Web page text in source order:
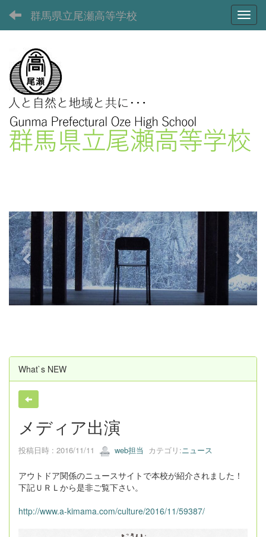
群馬県立尾瀬高等学校
e
v
i
o
u
s
x
t
What`s NEW
メディア出演
投稿日時 : 2016/11/11 web担当 カテゴリ:ニュース
アウトドア関係のニュースサイトで本校が紹介されました！
下記ＵＲＬから是非ご覧下さい。
http://www.a-kimama.com/culture/2016/11/59387/